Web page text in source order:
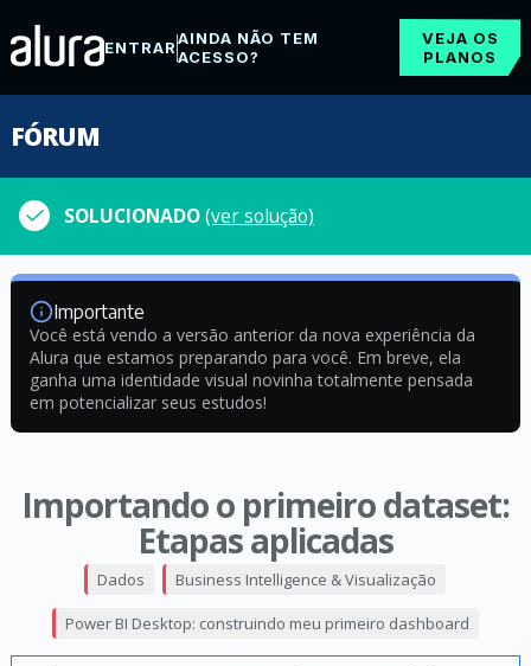
ENTRARAINDA NÃO TEM
ACESSO?
VEJA OS
PLANOS
FÓRUM
SOLUCIONADO(ver solução)
Importante
Você está vendo a versão anterior da nova experiência da
Alura que estamos preparando para você. Em breve, ela
ganha uma identidade visual novinha totalmente pensada
em potencializar seus estudos!
Importando o primeiro dataset:
Etapas aplicadas
Dados Business Intelligence & Visualização
Power BI Desktop: construindo meu primeiro dashboard